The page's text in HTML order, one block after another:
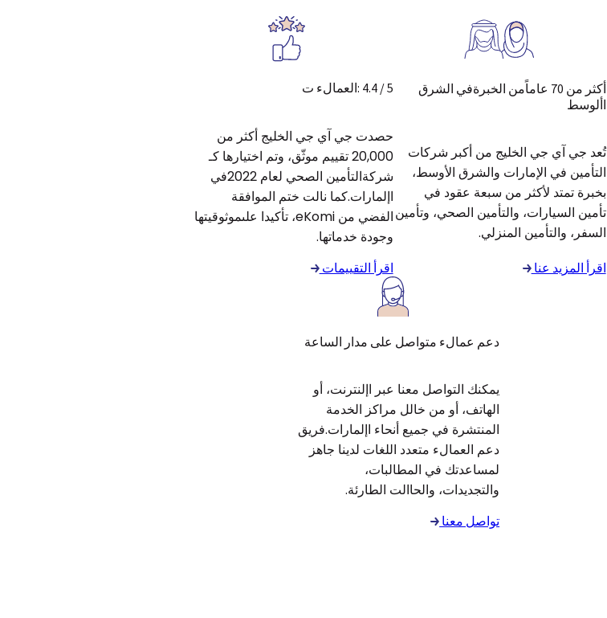
أكثر من 70 عاماًمن الخبرةفي الشرق
األوسط
تُعد جي آي جي الخليج من أكبر شركات
التأمين في الإمارات والشرق الأوسط،
بخبرة تمتد لأكثر من سبعة عقود في
تأمين السيارات، والتأمين الصحي، وتأمين
السفر، والتأمين المنزلي.
اقرأ المزيد عنا
5 / 4.4 :العمالء ت
حصدت جي آي جي الخليج أكثر من
20,000 تقييم موثّق، وتم اختيارها كـ
شركةالتأمين الصحي لعام 2022في
اإلمارات.كما نالت ختم الموافقة
الفضي من eKomi، تأكيدا علىموثوقيتها
وجودة خدماتها.
اقرأ التقييمات
دعم عمالء متواصل على مدار الساعة
يمكنك التواصل معنا عبر اإلنترنت، أو
الهاتف، أو من خالل مراكز الخدمة
المنتشرة في جميع أنحاء اإلمارات.فريق
دعم العمالء متعدد اللغات لدينا جاهز
لمساعدتك في المطالبات،
والتجديدات، والحاالت الطارئة.
تواصل معنا